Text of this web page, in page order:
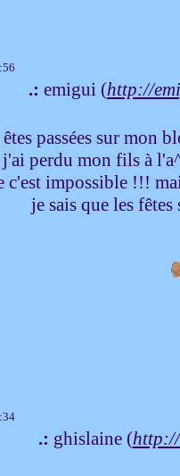
.: emigui (http://
passées sur mon
perdu mon fils à
c'est impossible !!!
je sais que les
.: ghislaine (